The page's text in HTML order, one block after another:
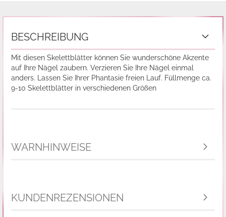
BESCHREIBUNG
Mit diesen Skelettblätter können Sie wunderschöne Akzente
auf Ihre Nägel zaubern. Verzieren Sie Ihre Nägel einmal
anders. Lassen Sie Ihrer Phantasie freien Lauf. Füllmenge ca.
9-10 Skelettblätter in verschiedenen Größen
WARNHINWEISE
KUNDENREZENSIONEN